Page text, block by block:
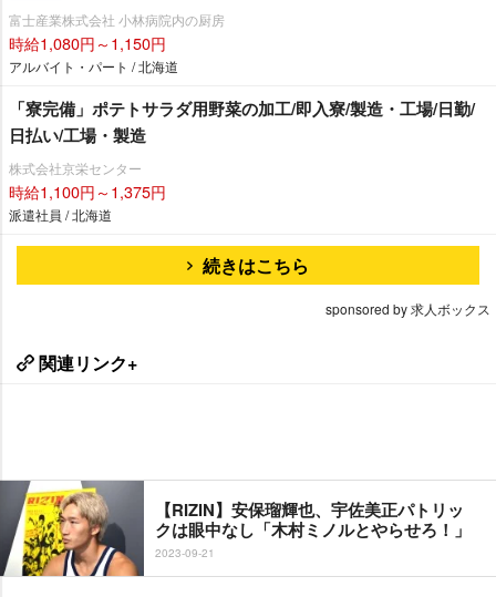
富士産業株式会社 小林病院内の厨房
時給1,080円～1,150円
アルバイト・パート / 北海道
「寮完備」ポテトサラダ用野菜の加工/即入寮/製造・工場/日勤/
日払い/工場・製造
株式会社京栄センター
時給1,100円～1,375円
派遣社員 / 北海道
続きはこちら
sponsored by 求人ボックス
関連リンク+
【RIZIN】安保瑠輝也、宇佐美正パトリッ
クは眼中なし「木村ミノルとやらせろ！」
2023-09-21